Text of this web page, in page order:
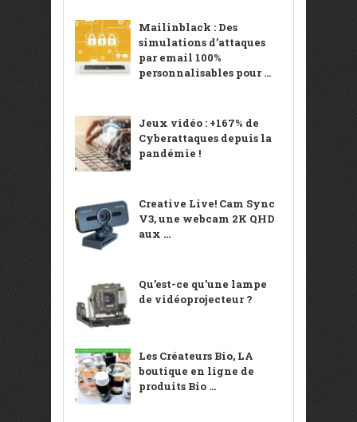
Mailinblack : Des
simulations d’attaques
par email 100%
personnalisables pour ...
Jeux vidéo : +167% de
Cyberattaques depuis la
pandémie !
Creative Live! Cam Sync
V3, une webcam 2K QHD
aux ...
Qu’est-ce qu’une lampe
de vidéoprojecteur ?
Les Créateurs Bio, LA
boutique en ligne de
produits Bio ...